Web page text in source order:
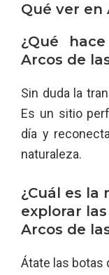
Qué ver en
¿Qué
Arcos de
Sin duda la
Es un sitio
día y
naturaleza.
¿Cuál es la
explorar
Arcos de
Átate las botas